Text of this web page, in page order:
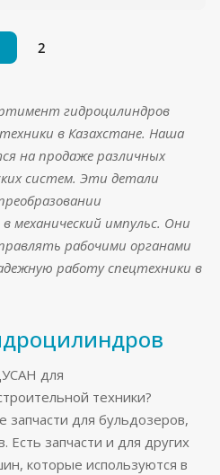
2
гидроцилиндров
в Казахстане. Наша
на продаже различных
систем. Эти детали
в механический импульс. Они
рабочими органами
работу спецтехники в
для
техники?
запчасти для бульдозеров,
Есть запчасти и для других
которые используются в